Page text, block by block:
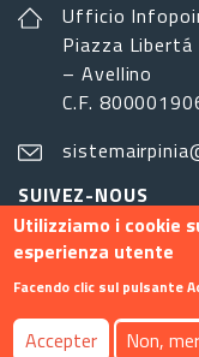
Ufficio
Piazza Libertá
– Avellino
C.F.
SUIVEZ-NOUS
Footer menu
Contact Info
Utilizziamo i cookie
esperienza utente
Facendo clic sul pulsante
Accepter Non,